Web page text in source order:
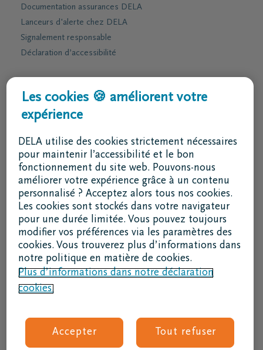
Documentation assurances DELA
Lanceurs d'alerte chez DELA
Signalement responsable
Déclaration d’accessibilité
Services & contact
J'ai une question
Je souhaite une brochure par la poste
02 800 87 87
lu - ve 8h30 - 17h
Je suis un intermédiaire
Se connecter à DELAconnect
Je suis un fournisseur
Code RSE
Les cookies 🍪 améliorent votre
expérience
DELA utilise des cookies strictement nécessaires
pour maintenir l’accessibilité et le bon
fonctionnement du site web. Pouvons-nous
améliorer votre expérience grâce à un contenu
personnalisé ? Acceptez alors tous nos cookies.
Les cookies sont stockés dans votre navigateur
pour une durée limitée. Vous pouvez toujours
modifier vos préférences via les paramètres des
cookies. Vous trouverez plus d’informations dans
notre politique en matière de cookies.
Plus d’informations dans notre déclaration
cookies.
Accepter Tout refuser